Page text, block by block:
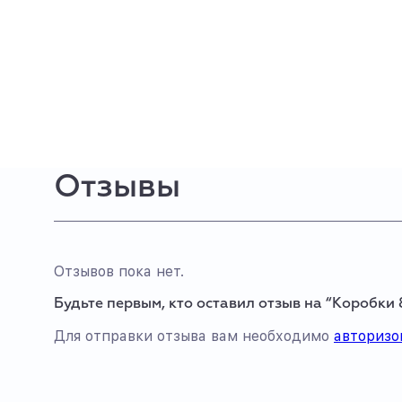
Отзывы
Отзывов пока нет.
Будьте первым, кто оставил отзыв на “Коробки
Для отправки отзыва вам необходимо